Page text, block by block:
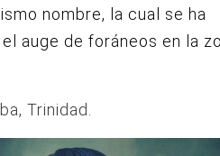
nombre, la cual se ha
auge de foráneos en la
Trinidad.